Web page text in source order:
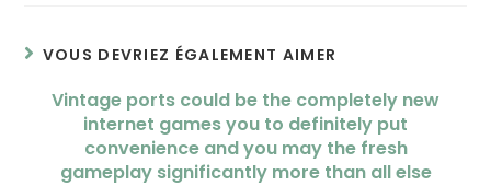
VOUS DEVRIEZ ÉGALEMENT AIMER
Vintage ports could be the completely new
internet games you to definitely put
convenience and you may the fresh
gameplay significantly more than all else